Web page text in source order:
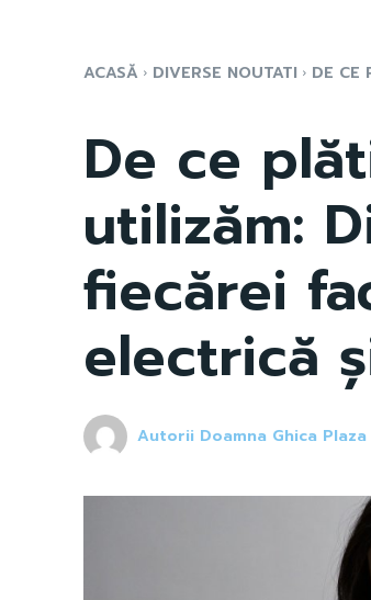
ACASĂ DIVERSE NOUTATI DE CE
De ce
utilizăm:
fiecărei
electrică
Autorii Doamna Ghica Plaza